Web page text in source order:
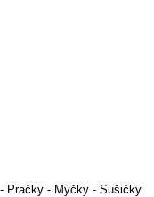
Pračky - Myčky - Sušičky